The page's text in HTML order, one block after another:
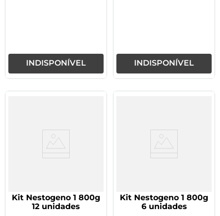
INDISPONÍVEL INDISPONÍVEL
Kit Nestogeno 1 800g
12 unidades
Kit Nestogeno 1 800g
6 unidades